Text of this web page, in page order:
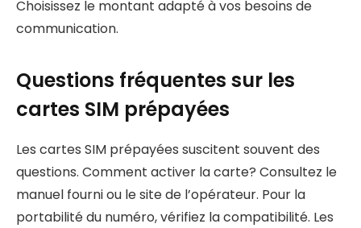
Choisissez le montant adapté à vos besoins de
communication.
Questions fréquentes sur les
cartes SIM prépayées
Les cartes SIM prépayées suscitent souvent des
questions. Comment activer la carte? Consultez le
manuel fourni ou le site de l’opérateur. Pour la
portabilité du numéro, vérifiez la compatibilité. Les